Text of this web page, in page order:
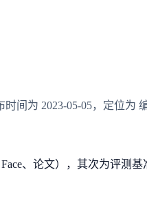
时间为 2023-05-05，定位
、论文），其次为评测